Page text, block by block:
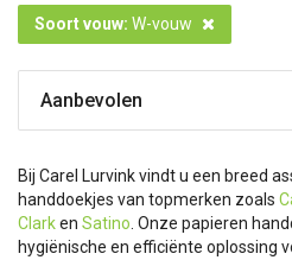
Soort vouw: W-vouw
Bij Carel Lurvink vindt u een breed
handdoekjes van topmerken zoals
Clarken Satino . Onze papieren
hygiënische en efficiënte oplossing